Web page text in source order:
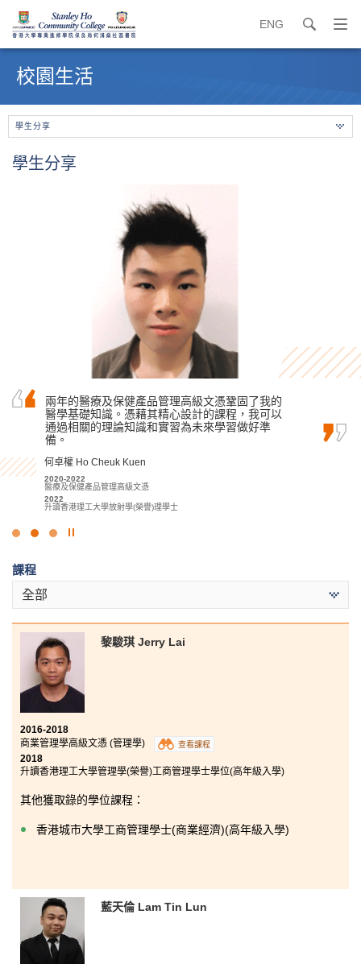
ENG search
打
開
始
校園生活
學生分享
學生分享
“有見地、有回報、有動力。” 這就是我將如何描
述我在 HPSHCC 的 MHPM…
洪恩 Hung Yan
醫療及保健產品管理高級文憑
升讀香港理工大學職業治療學(榮譽)理學士
兩年的醫療及保健產品管理高級文憑鞏固了我的
醫學基礎知識。憑藉其精心設計的課程，我可以
通過相關的理論知識和實習為未來學習做好準
備。
何卓權 Ho Cheuk Kuen
2020-2022
醫療及保健產品管理高級文憑
2022
升讀香港理工大學放射學(榮譽)理學士
感謝一眾講師和學生輔導主任循循善誘的教導和
鼓勵，在升學路上給予我無限信心，使我能如願
獲得心儀的中文大學取錄。
2022-2024
2024
點
燈
片
課程
全部
黎駿琪 Jerry Lai
2016-2018
商業管理學高級文憑 (管理學)
查看課程
2018
升讀香港理工大學管理學(榮譽)工商管理學士學位(高年級入學)
其他獲取錄的學位課程：
香港城市大學工商管理學士(商業經濟)(高年級入學)
藍天倫 Lam Tin Lun